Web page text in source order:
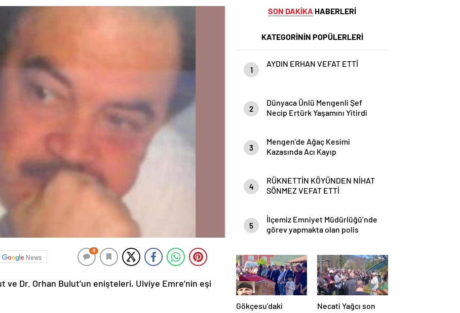
News
0
ve Dr. Orhan Bulut’un enişteleri, Ulviye Emre’nin eşi
SON DAKİKA HABERLERİ
KATEGORİNİN POPÜLERLERİ
1
AYDIN ERHAN VEFAT ETTİ
2
Dünyaca Ünlü Mengenli Şef
Necip Ertürk Yaşamını Yitirdi
3
Mengen’de Ağaç Kesimi
Kazasında Acı Kayıp
4
RÜKNETTİN KÖYÜNDEN NİHAT
SÖNMEZ VEFAT ETTİ
5
İlçemiz Emniyet Müdürlüğü’nde
görev yapmakta olan polis
Gökçesu’daki
Necati Yağcı son